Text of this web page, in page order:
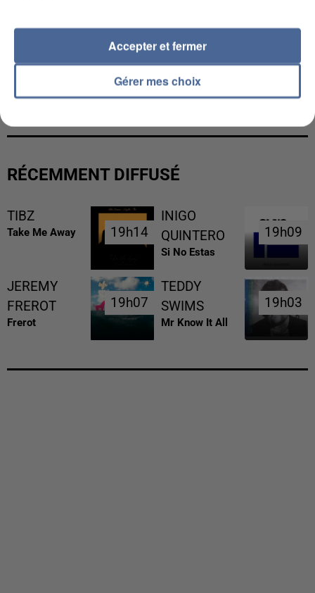
L’UN DES FONDATEURS SUPPOSÉS DE LA DZ
MAFIA INTERPELLÉ EN ALGÉRIE
RÉCEMMENT DIFFUSÉ
TIBZ
Take Me Away 19h14
19h14
INIGO
QUINTERO
Si No Estas
19h09
19h09
JEREMY
FREROT
Frerot
19h07
19h07
TEDDY
SWIMS
Mr Know It All
19h03
19h03
Gérer mes choix
Accepter et fermer